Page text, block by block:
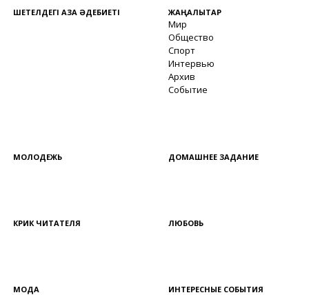
ШЕТЕЛДЕГІ ҚАЗАҚ ӘДЕБИЕТІ ЖАҢАЛЫҚТАР
Мир
Общество
Спорт
Интервью
Архив
Событие
МОЛОДЕЖЬ ДОМАШНЕЕ ЗАДАНИЕ
КРИК ЧИТАТЕЛЯ ЛЮБОВЬ
МОДА ИНТЕРЕСНЫЕ СОБЫТИЯ